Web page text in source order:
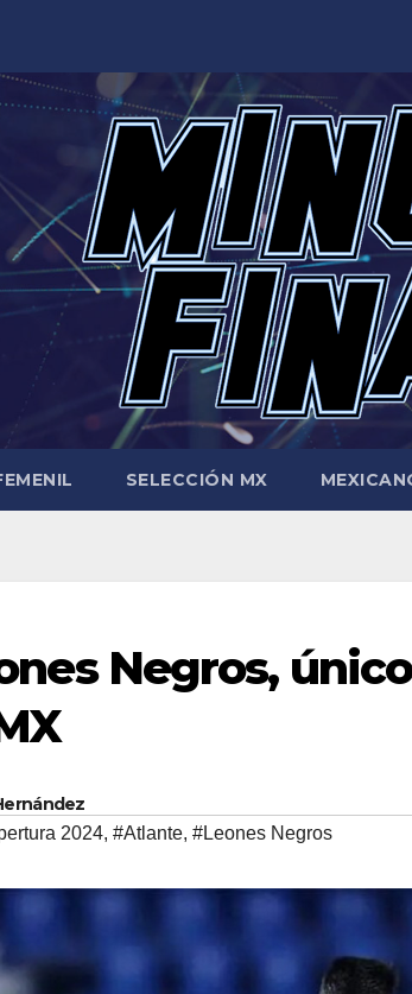
SELECCIÓN MX
Negros,
2024, #Atlante, #Leones Negros